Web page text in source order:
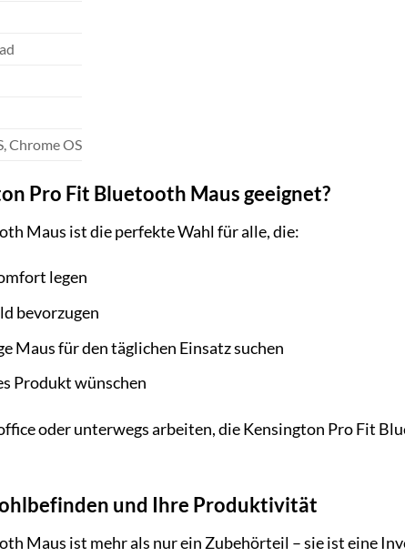
Chrome OS
Pro Fit Bluetooth Maus geeignet?
Maus ist die perfekte Wahl für alle, die:
legen
bevorzugen
Maus für den täglichen Einsatz suchen
Produkt wünschen
oder unterwegs arbeiten, die Kensington Pro Fit
und Ihre Produktivität
Maus ist mehr als nur ein Zubehörteil – sie ist eine